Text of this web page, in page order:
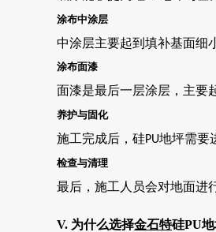
涂布中涂层
中涂层主要起到填补基面细
涂布面漆
面漆是最后一层涂层，主要
养护与固化
施工完成后，硅PU地坪需要
检查与清理
最后，施工人员会对地面进
V. 为什么选择金石特硅PU地